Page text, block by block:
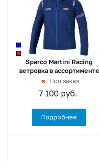
Sparco Martini Racing
ветровка в ассортименте
Под заказ
7 100руб.
Подробнее